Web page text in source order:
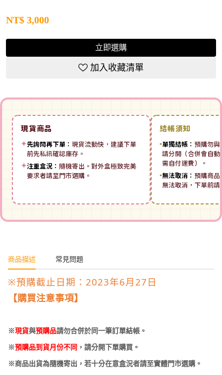
NT$ 3,000
立即選購
加入收藏清單
現貨商品
✦先詢問再下單： 現貨流動快，建議下單
前先私訊確認庫存。
✦注重盒況： 隨機寄出。對外盒極致完美
要求者請至門市選購。
結帳須知
▪單獨結帳： 預購勿與
請分開（合併會自
需自付運費）。
▪無法取消： 預購商品
無法取消，下單前
商品描述 常見問題
※預購截止日期：2023年6月27日
【購買注意事項】
※現貨與預購品請勿合併於同一筆訂單結帳。
※預購品到貨月份不同 ，請分開下單購買。
※商品出貨為隨機寄出，若十分在意盒況者請至實體門市選購。